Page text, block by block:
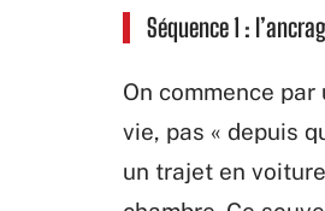
Séquence 1 :
On commence
vie, pas « depuis
un trajet en